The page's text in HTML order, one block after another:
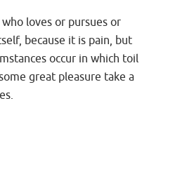
loves or pursues or
because it is pain, but
occur in which toil
great pleasure take a